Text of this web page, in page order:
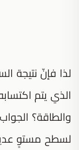
لذا فإنّ نتيجة
الذي يتم
والطاقة؟
لسطح مستوٍ